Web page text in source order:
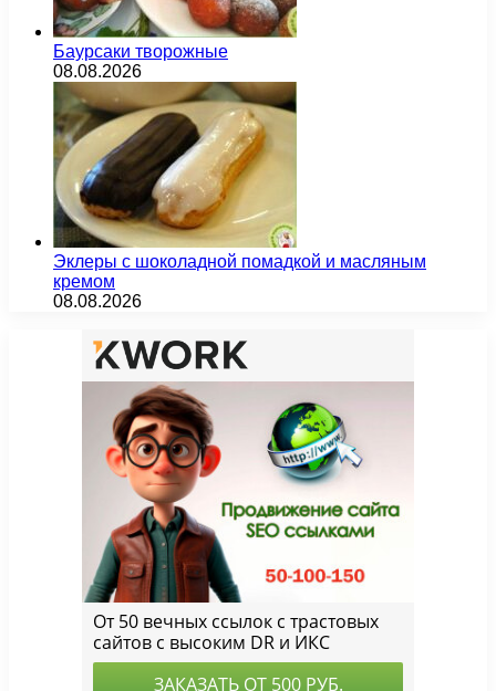
Баурсаки творожные
08.08.2026
Эклеры с шоколадной помадкой и масляным
кремом
08.08.2026